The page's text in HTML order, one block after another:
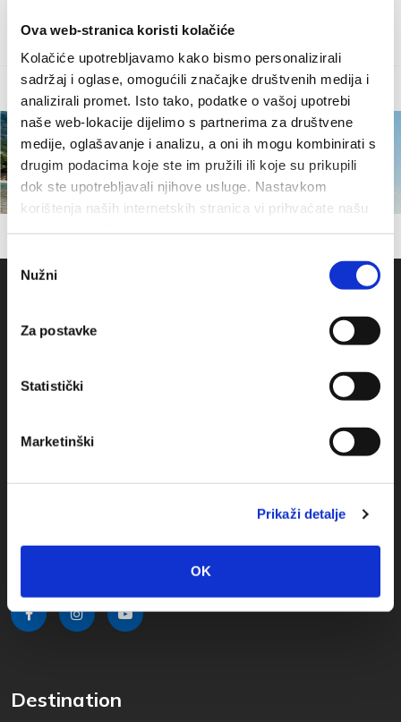
Ova web-stranica koristi kolačiće
Kolačiće upotrebljavamo kako bismo personalizirali
sadržaj i oglase, omogućili značajke društvenih medija i
analizirali promet. Isto tako, podatke o vašoj upotrebi
naše web-lokacije dijelimo s partnerima za društvene
medije, oglašavanje i analizu, a oni ih mogu kombinirati s
drugim podacima koje ste im pružili ili koje su prikupili
dok ste upotrebljavali njihove usluge. Nastavkom
korištenja naših internetskih stranica vi prihvaćate našu
Odabir
pristanka
Nužni
Za postavke
Statistički
Marketinški
Prikaži detalje
OK
Obala sv. Nikole 31, Baška Voda
+385(0)21 620713
Destination